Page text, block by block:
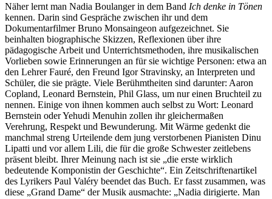
Näher lernt man Nadia Boulanger in dem Band Ich denke in Tönen
kennen. Darin sind Gespräche zwischen ihr und dem
Dokumentarfilmer Bruno Monsaingeon aufgezeichnet. Sie
beinhalten biographische Skizzen, Reflexionen über ihre
pädagogische Arbeit und Unterrichtsmethoden, ihre musikalischen
Vorlieben sowie Erinnerungen an für sie wichtige Personen: etwa an
den Lehrer Fauré, den Freund Igor Stravinsky, an Interpreten und
Schüler, die sie prägte. Viele Berühmtheiten sind darunter: Aaron
Copland, Leonard Bernstein, Phil Glass, um nur einen Bruchteil zu
nennen. Einige von ihnen kommen auch selbst zu Wort: Leonard
Bernstein oder Yehudi Menuhin zollen ihr gleichermaßen
Verehrung, Respekt und Bewunderung. Mit Wärme gedenkt die
manchmal streng Urteilende dem jung verstorbenen Pianisten Dinu
Lipatti und vor allem Lili, die für die große Schwester zeitlebens
präsent bleibt. Ihrer Meinung nach ist sie „die erste wirklich
bedeutende Komponistin der Geschichte“. Ein Zeitschriftenartikel
des Lyrikers Paul Valéry beendet das Buch. Er fasst zusammen, was
diese „Grand Dame“ der Musik ausmachte: „Nadia dirigierte. Man